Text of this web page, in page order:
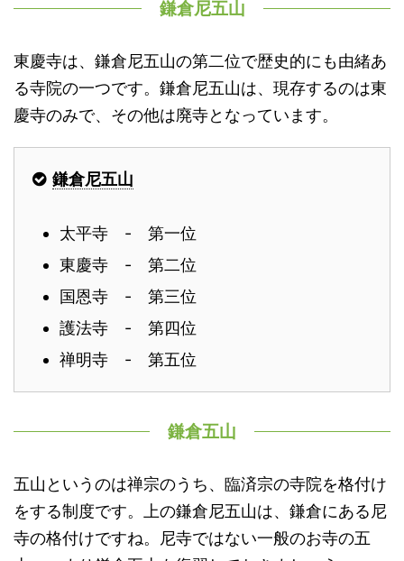
鎌倉尼五山
東慶寺は、鎌倉尼五山の第二位で歴史的にも由緒あ
る寺院の一つです。鎌倉尼五山は、現存するのは東
慶寺のみで、その他は廃寺となっています。
鎌倉尼五山
太平寺 - 第一位
東慶寺 - 第二位
国恩寺 - 第三位
護法寺 - 第四位
禅明寺 - 第五位
鎌倉五山
五山というのは禅宗のうち、臨済宗の寺院を格付け
をする制度です。上の鎌倉尼五山は、鎌倉にある尼
寺の格付けですね。尼寺ではない一般のお寺の五